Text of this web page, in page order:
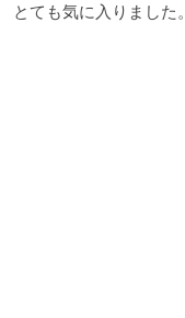
とても気に入りました。